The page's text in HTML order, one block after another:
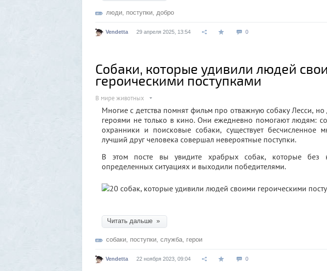
люди, поступки, добро
Vendetta 29 апреля 2025, 13:54 0
Собаки, которые удивили людей
героическими поступками
В мире животных
Многие с детства помнят фильм про отважную собаку Лесси, но
героями не только в кино. Они ежедневно помогают людям:
охранники и поисковые собаки, существует бесчисленное
лучший друг человека совершал невероятные поступки.
В этом посте вы увидите храбрых собак, которые без
определенных ситуациях и выходили победителями.
Читать дальше »
собаки, поступки, служба, герои
Vendetta 22 ноября 2023, 09:04 0